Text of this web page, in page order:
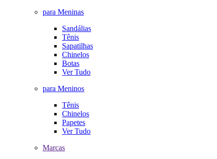
para Meninas
Sandálias
Tênis
Sapatilhas
Chinelos
Botas
Ver Tudo
para Meninos
Tênis
Chinelos
Papetes
Ver Tudo
Marcas